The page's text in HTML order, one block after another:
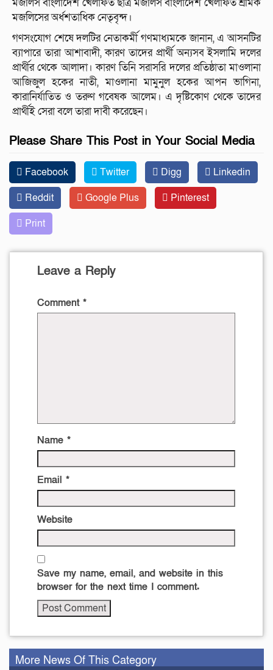
মজলিসের অর্ধশতাধিক নেতৃবৃন্দ।
গণসংযোগ শেষে দলটির নেতাকর্মী গণমাধ্যমকে জানান, এ আসনটির
ব্যাপারে তারা আশাবাদী, কারণ তাদের প্রার্থী অন্যসব ইসলামি দলের
প্রার্থীর থেকে আলাদা। কারণ তিনি সরাসরি দলের প্রতিষ্ঠাতা মাওলানা
আজিজুল হকের নাতী, মাওলানা মামুনুল হকের আপন ভাগিনা,
কারানির্যাতিত ও তরুণ গবেষক আলেম। এ দৃষ্টিকোণ থেকে তাদের
প্রার্থীই সেরা বলে তারা দাবী করেছেন।
Please Share This Post in Your Social Media
Facebook Twitter Digg
Linkedin
Reddit
Google Plus
Pinterest
Print
Leave a Reply
Comment *
Name *
Email *
Website
Save my name, email, and website in this
browser for the next time I comment.
More News Of This Category